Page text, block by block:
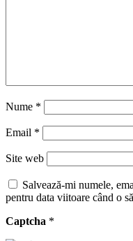
Nume *
Email *
Site web
Salvează-mi numele,
pentru data viitoare când o
Captcha *